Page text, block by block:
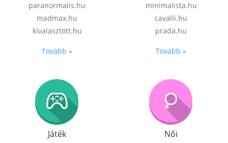
paranormalis.hu
madmax.hu
kivalasztott.hu
Tovább »
minimalista.hu
cavalli.hu
prada.hu
Tovább »
Játék Női